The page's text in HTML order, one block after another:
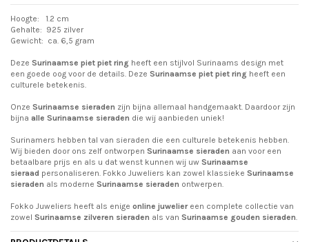
Hoogte: 1.2 cm
Gehalte: 925 zilver
Gewicht: ca. 6,5 gram
Deze Surinaamse piet piet ring heeft een stijlvol Surinaams design met
een goede oog voor de details. Deze Surinaamse piet piet ring heeft een
culturele betekenis.
Onze Surinaamse sieraden zijn bijna allemaal handgemaakt. Daardoor zijn
bijna alle Surinaamse sieraden die wij aanbieden uniek!
Surinamers hebben tal van sieraden die een culturele betekenis hebben.
Wij bieden door ons zelf ontworpen Surinaamse sieraden aan voor een
betaalbare prijs en als u dat wenst kunnen wij uw Surinaamse
sieraad personaliseren. Fokko Juweliers kan zowel klassieke Surinaamse
sieraden als moderne Surinaamse sieraden ontwerpen.
Fokko Juweliers heeft als enige online juweliereen complete collectie van
zowel Surinaamse zilveren sieraden als van Surinaamse gouden sieraden.